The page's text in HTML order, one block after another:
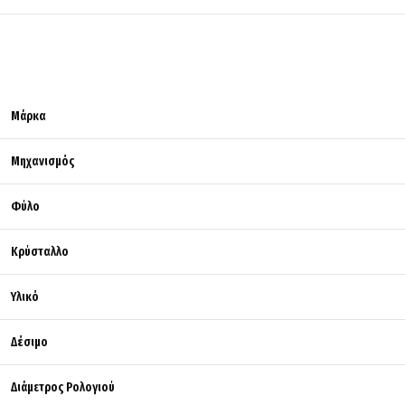
Μάρκα
Μηχανισμός
Φύλο
Κρύσταλλο
Υλικό
Δέσιμο
Διάμετρος Ρολογιού